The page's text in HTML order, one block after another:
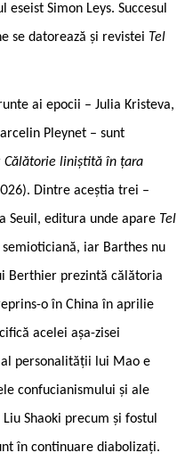
Simon Leys. Succesul
se datorează și revistei Tel
ai epocii – Julia Kristeva,
Pleynet – sunt
Călătorie liniștită în țara
Dintre aceștia trei –
Seuil, editura unde apare Tel
iar Barthes nu
Berthier prezintă călătoria
o în China în aprilie
acelei așa-zisei
personalității lui Mao e
confucianismului și ale
Shaoki precum și fostul
în continuare diabolizați.